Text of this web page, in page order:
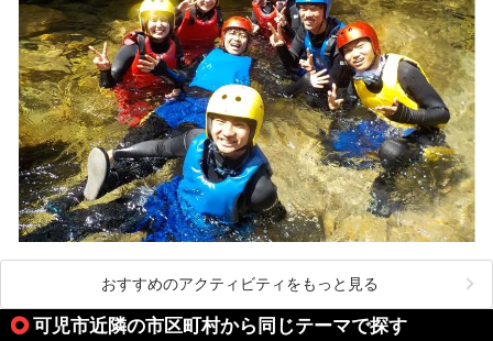
おすすめのアクティビティをもっと見る
可児市近隣の市区町村から同じテーマで探す